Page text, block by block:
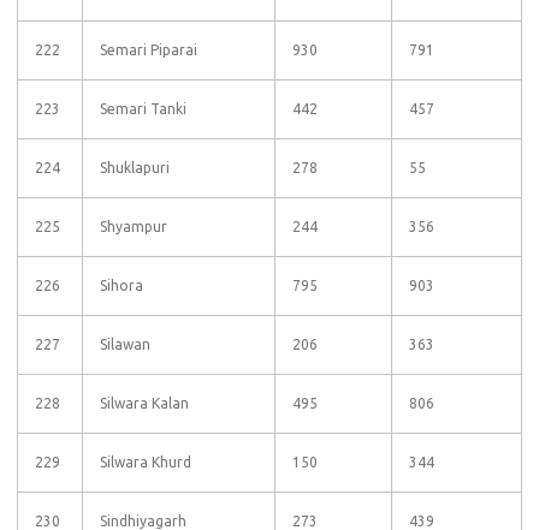
222 Semari Piparai 930 791
223 Semari Tanki 442 457
224 Shuklapuri 278 55
225 Shyampur 244 356
226 Sihora 795 903
227 Silawan 206 363
228 Silwara Kalan 495 806
229 Silwara Khurd 150 344
230 Sindhiyagarh 273 439